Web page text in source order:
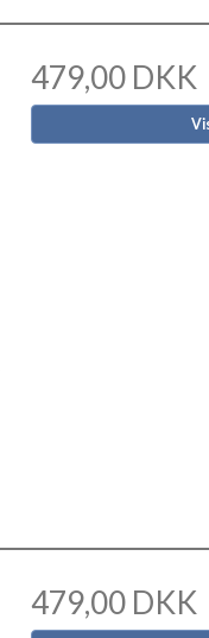
479,00 DKK
479,00 DKK